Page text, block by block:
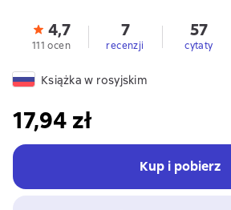
4,7
111 ocen
7
recenzji
57
cytaty
Książka w rosyjskim
17,94 zł
Kup i pobierz